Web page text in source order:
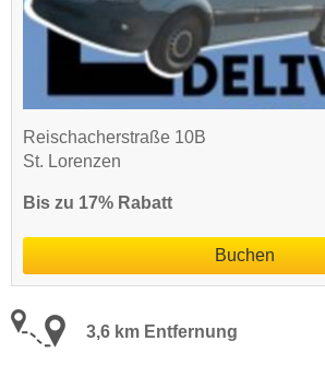
Reischacherstraße 10B
St. Lorenzen
Bis zu 17% Rabatt
Buchen
3,6 km Entfernung